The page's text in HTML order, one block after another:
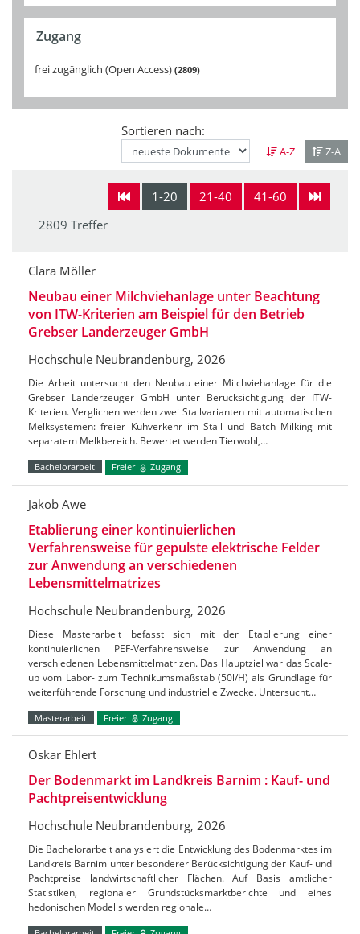
Zugang
frei zugänglich (Open Access) 2809
Sortieren nach:
A-Z Z-A
1-20 21-40
41-60
2809 Treffer
Clara Möller
Neubau einer Milchviehanlage unter Beachtung
von ITW-Kriterien am Beispiel für den Betrieb
Grebser Landerzeuger GmbH
Hochschule Neubrandenburg, 2026
Die Arbeit untersucht den Neubau einer Milchviehanlage für die
Grebser Landerzeuger GmbH unter Berücksichtigung der ITW-
Kriterien. Verglichen werden zwei Stallvarianten mit automatischen
Melksystemen: freier Kuhverkehr im Stall und Batch Milking mit
separatem Melkbereich. Bewertet werden Tierwohl,…
Bachelorarbeit Freier Zugang
Jakob Awe
Etablierung einer kontinuierlichen
Verfahrensweise für gepulste elektrische Felder
zur Anwendung an verschiedenen
Lebensmittelmatrizes
Hochschule Neubrandenburg, 2026
Diese Masterarbeit befasst sich mit der Etablierung einer
kontinuierlichen PEF-Verfahrensweise zur Anwendung an
verschiedenen Lebensmittelmatrizen. Das Hauptziel war das Scale-
up vom Labor- zum Technikumsmaßstab (50l/H) als Grundlage für
weiterführende Forschung und industrielle Zwecke. Untersucht…
Masterarbeit Freier Zugang
Oskar Ehlert
Der Bodenmarkt im Landkreis Barnim : Kauf- und
Pachtpreisentwicklung
Hochschule Neubrandenburg, 2026
Die Bachelorarbeit analysiert die Entwicklung des Bodenmarktes im
Landkreis Barnim unter besonderer Berücksichtigung der Kauf- und
Pachtpreise landwirtschaftlicher Flächen. Auf Basis amtlicher
Statistiken, regionaler Grundstücksmarktberichte und eines
hedonischen Modells werden regionale…